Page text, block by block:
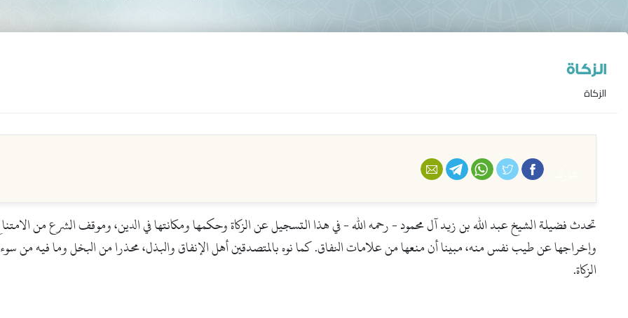
الزكاة
الزكاة
فيسبوكتويتر واتس أبتليجرام
تحدث فضيلة الشيخ عبد الله بن زيد آل محمود - رحمه الله - في هذا التسجيل عن الزكاة وحكمها ومكانتها في الدين، وموقف الشرع من
وإخراجها عن طيب نفس منه، مبينا أن منعها من علامات النفاق. كما نوه بالمتصدقين أهل الإنفاق والبذل، محذرا من البخل وما فيه من
الزكاة.